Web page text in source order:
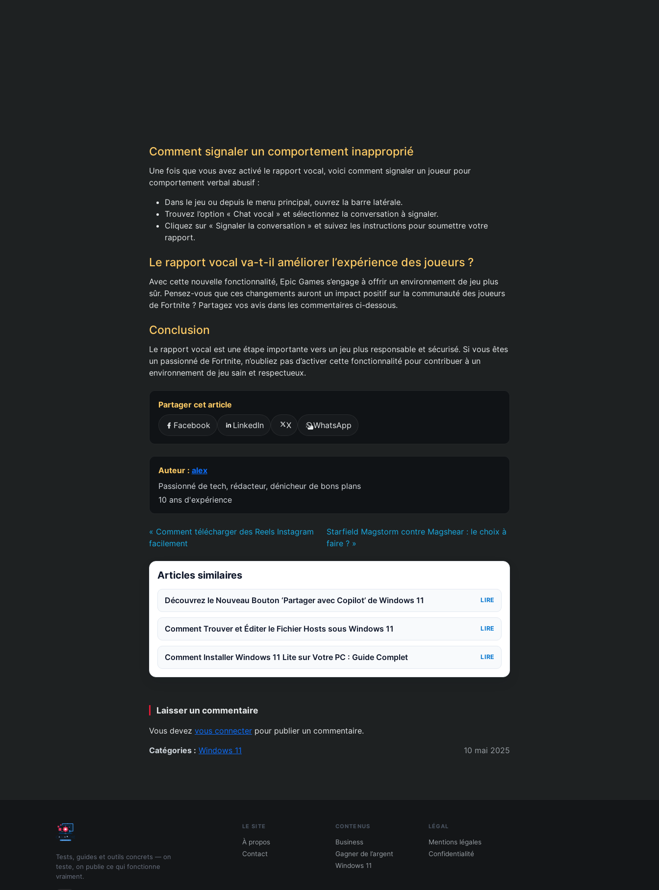
Comment signaler un comportement inapproprié
Une fois que vous avez activé le rapport vocal, voici comment signaler un joueur pour
comportement verbal abusif :
Dans le jeu ou depuis le menu principal, ouvrez la barre latérale.
Trouvez l’option « Chat vocal » et sélectionnez la conversation à signaler.
Cliquez sur « Signaler la conversation » et suivez les instructions pour soumettre votre
rapport.
Le rapport vocal va-t-il améliorer l’expérience des joueurs ?
Avec cette nouvelle fonctionnalité, Epic Games s’engage à offrir un environnement de jeu plus
sûr. Pensez-vous que ces changements auront un impact positif sur la communauté des joueurs
de Fortnite ? Partagez vos avis dans les commentaires ci-dessous.
Conclusion
Le rapport vocal est une étape importante vers un jeu plus responsable et sécurisé. Si vous êtes
un passionné de Fortnite, n’oubliez pas d’activer cette fonctionnalité pour contribuer à un
environnement de jeu sain et respectueux.
Partager cet article
Facebook LinkedIn X WhatsApp
Auteur : alex
Passionné de tech, rédacteur, dénicheur de bons plans
10 ans d'expérience
« Comment télécharger des Reels Instagram
facilement
Starfield Magstorm contre Magshear : le choix à
faire ? »
Articles similaires
Découvrez le Nouveau Bouton ‘Partager avec Copilot’ de Windows 11 LIRE
Comment Trouver et Éditer le Fichier Hosts sous Windows 11 LIRE
Comment Installer Windows 11 Lite sur Votre PC : Guide Complet LIRE
Laisser un commentaire
Vous devez vous connecter pour publier un commentaire.
Catégories : Windows 11 10 mai 2025
Tests, guides et outils concrets — on
teste, on publie ce qui fonctionne
vraiment.
LE SITE
À propos
Contact
CONTENUS
Business
Gagner de l’argent
Windows 11
LÉGAL
Mentions légales
Confidentialité